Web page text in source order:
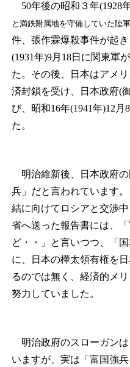
50年後の昭和３年(1928
と満鉄附属地を守備していた陸
件、張作霖爆殺事件が起
(1931年)9月18日に関東軍
た。その後、日本はアメ
済封鎖を受け、日本政府(
び、昭和16年(1941年)12
た。
明治維新後、日本政府
兵」だと言われています
結に向けてロシアと交渉
省へ送った報告書には、
ど・・」と言いつつ、「
に、日本の樺太領有権を
るのでは無く、経済的メ
努力していました。
明治政府のスローガンは
いますが、実は「富国強